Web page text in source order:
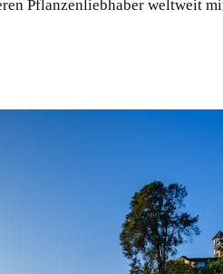
Pflanzenliebhaber weltweit